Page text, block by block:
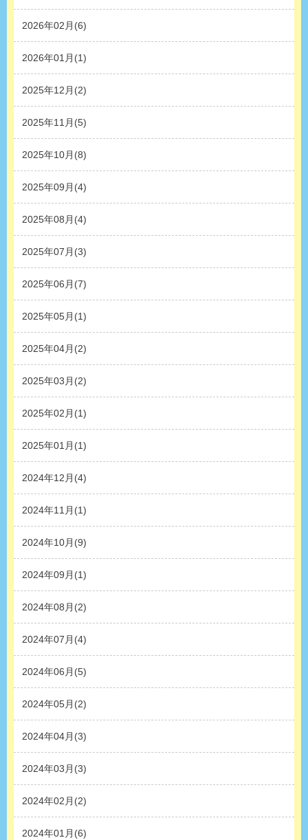
2026年02月(6)
2026年01月(1)
2025年12月(2)
2025年11月(5)
2025年10月(8)
2025年09月(4)
2025年08月(4)
2025年07月(3)
2025年06月(7)
2025年05月(1)
2025年04月(2)
2025年03月(2)
2025年02月(1)
2025年01月(1)
2024年12月(4)
2024年11月(1)
2024年10月(9)
2024年09月(1)
2024年08月(2)
2024年07月(4)
2024年06月(5)
2024年05月(2)
2024年04月(3)
2024年03月(3)
2024年02月(2)
2024年01月(6)